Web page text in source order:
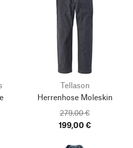
Tellason
Herrenhose Moleskin
279,00 €
199,00 €